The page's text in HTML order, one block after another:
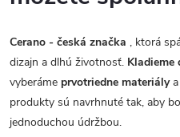
Cerano - česká značka , ktorá
dizajn a dlhú životnosť. Kladieme
vyberáme prvotriedne materiálya
produkty sú navrhnuté tak, aby
jednoduchou údržbou.